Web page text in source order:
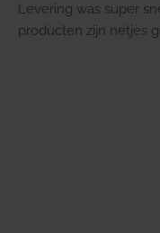
Levering was super
producten zijn netjes